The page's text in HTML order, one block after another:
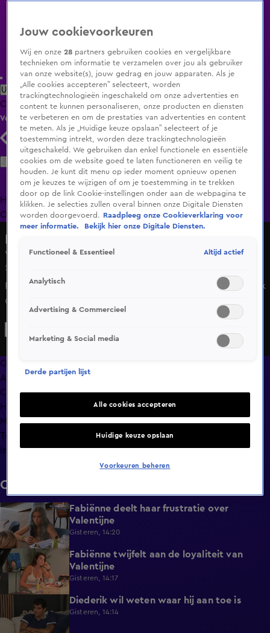
Uitzending Gemist Populaire programma's Zenders Genres
ClipsFilmsRadioSmart TV inlogShop
Volg KIJK
Zoeken
HomeUitzending Gemist Programma's De Bondgenoten
OranjezomerLivestreamsShop
Vurige Rami is witheet na het 'geschreeuw' van Sylvia
20 dec 2024, 11:41
Rami besluit niet alleen zijn eigen aantekeningen maar ook
de aantekeningen van Sylvia te delen met El Che. Sylvia
gaat direct verhaal halen. Maar de manier waarop zint Rami
verbranden.
Overzicht
Afleveringen
Clips
Hoe is het nu met?
Macdate met Nick Eshuis
Terugblik
Info
Clips
0:29
Fabiënne deelt haar frustratie over
Valentijne
Gisteren, 14:20
0:58
Fabiënne twijfelt aan de loyaliteit van
Valentijne
Gisteren, 14:17
Diederik wil weten waar hij aan toe is
Gisteren, 14:14
Jouw cookievoorkeuren
Wij en onze28 partners gebruiken cookies en vergelijkbare
technieken om informatie te verzamelen over jou als gebruiker
van onze website(s), jouw gedrag en jouw apparaten. Als je
„Alle cookies accepteren” selecteert, worden
trackingtechnologieën ingeschakeld om onze advertenties en
content te kunnen personaliseren, onze producten en diensten
te verbeteren en om de prestaties van advertenties en content
te meten. Als je „Huidige keuze opslaan” selecteert of je
toestemming intrekt, worden deze trackingtechnologieën
uitgeschakeld. We gebruiken dan enkel functionele en essentiële
cookies om de website goed te laten functioneren en veilig te
houden. Je kunt dit menu op ieder moment opnieuw openen
om je keuzes te wijzigen of om je toestemming in te trekken
door op de link Cookie-instellingen onder aan de webpagina te
klikken. Je selecties zullen overal binnen onze Digitale Diensten
worden doorgevoerd.
Raadpleeg onze Cookieverklaring voor
meer informatie.
Bekijk hier onze Digitale Diensten.
Functioneel & Essentieel Altijd actief
Analytisch
Advertising & Commercieel
Marketing & Social media
Derde partijen lijst
Alle cookies accepteren
Huidige keuze opslaan
Voorkeuren beheren